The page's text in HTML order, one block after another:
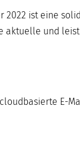
2022 ist eine
aktuelle und
E-